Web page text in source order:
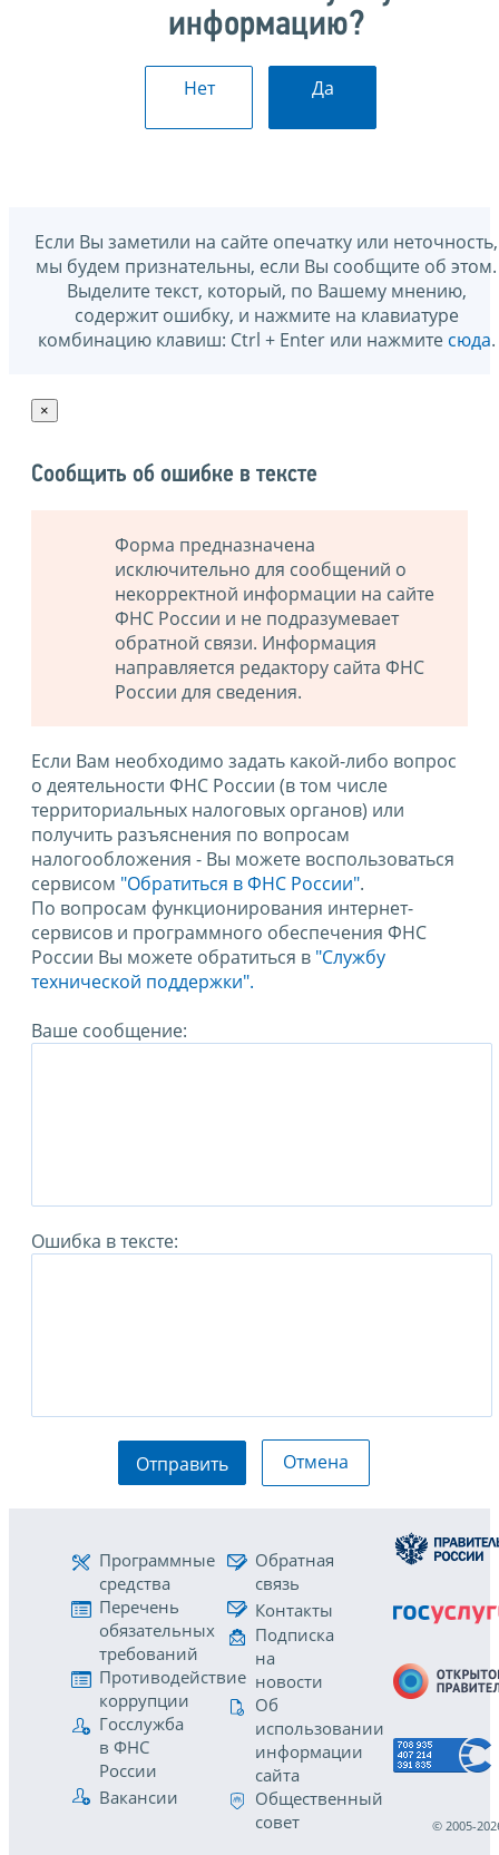
информацию?
Нет Да
Если Вы заметили на сайте опечатку или неточность,
мы будем признательны, если Вы сообщите об этом.
Выделите текст, который, по Вашему мнению,
содержит ошибку, и нажмите на клавиатуре
комбинацию клавиш: Ctrl + Enter или нажмите сюда.
×
Сообщить об ошибке в тексте
Форма предназначена
исключительно для сообщений о
некорректной информации на сайте
ФНС России и не подразумевает
обратной связи. Информация
направляется редактору сайта ФНС
России для сведения.
Если Вам необходимо задать какой-либо вопрос
о деятельности ФНС России (в том числе
территориальных налоговых органов) или
получить разъяснения по вопросам
налогообложения - Вы можете воспользоваться
сервисом "Обратиться в ФНС России".
По вопросам функционирования интернет-
сервисов и программного обеспечения ФНС
России Вы можете обратиться в "Службу
технической поддержки".
Ваше сообщение:
Ошибка в тексте:
Отправить Отмена
Программные
средства
Перечень
обязательных
требований
Противодействие
коррупции
Госслужба
в ФНС
России
Вакансии
Обратная
связь
Контакты
Подписка
на
новости
Об
использовании
информации
сайта
Общественный
совет
© 2005-